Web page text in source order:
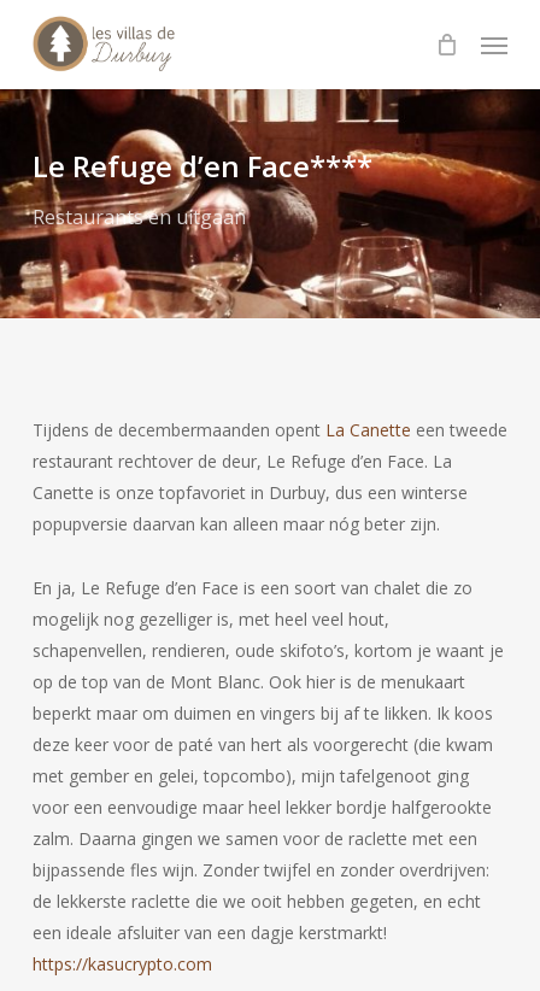
content
Menu
Le Refuge d’en Face****
Restaurants en uitgaan
Tijdens de decembermaanden opent La Canette een tweede
restaurant rechtover de deur, Le Refuge d’en Face. La
Canette is onze topfavoriet in Durbuy, dus een winterse
popupversie daarvan kan alleen maar nóg beter zijn.
En ja, Le Refuge d’en Face is een soort van chalet die zo
mogelijk nog gezelliger is, met heel veel hout,
schapenvellen, rendieren, oude skifoto’s, kortom je waant je
op de top van de Mont Blanc. Ook hier is de menukaart
beperkt maar om duimen en vingers bij af te likken. Ik koos
deze keer voor de paté van hert als voorgerecht (die kwam
met gember en gelei, topcombo), mijn tafelgenoot ging
voor een eenvoudige maar heel lekker bordje halfgerookte
zalm. Daarna gingen we samen voor de raclette met een
bijpassende fles wijn. Zonder twijfel en zonder overdrijven:
de lekkerste raclette die we ooit hebben gegeten, en echt
een ideale afsluiter van een dagje kerstmarkt!
https://kasucrypto.com